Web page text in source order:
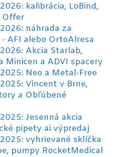
kalibrácia, LoBind,
Offer
náhrada za
AFI alebo OrtoAlresa
Akcia Starlab,
Minicen a ADVI spacery
Neo a Metal-Free
Vincent v Brne,
a Obľúbené
Jesenná akcia
pipety ai výpredaj
vyhrievané sklíčka
pumpy RocketMedical